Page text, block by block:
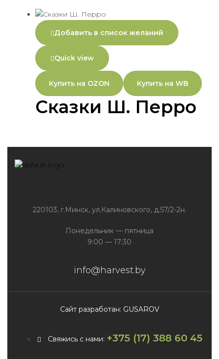
Добавить в список желаний
Quick view
Купить на OZON Купить на WB
Сказки Ш. Перро
220103, г.Минск, ул.Калиновского, д.57/2-2н.
Понедельник — пятница
9:00 — 17:30
info@harvest.by
Сайт разработан: GUSAROV
Свяжись с нами: +375 (17) 388 60 45